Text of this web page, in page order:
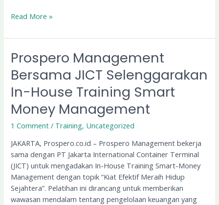
Read More »
Prospero Management
Bersama JICT Selenggarakan
In-House Training Smart
Money Management
1 Comment / Training, Uncategorized
JAKARTA, Prospero.co.id – Prospero Management bekerja
sama dengan PT Jakarta International Container Terminal
(JICT) untuk mengadakan In-House Training Smart-Money
Management dengan topik “Kiat Efektif Meraih Hidup
Sejahtera”. Pelatihan ini dirancang untuk memberikan
wawasan mendalam tentang pengelolaan keuangan yang
Prospero
Management
Bersama
JICT
Selenggarakan
In-
House
Smart
Money
Management